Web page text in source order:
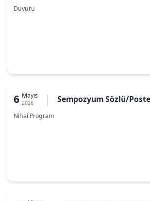
Duyuru
6 Mayıs
2026 |
Sempozyum Sözlü/
Nihai Program